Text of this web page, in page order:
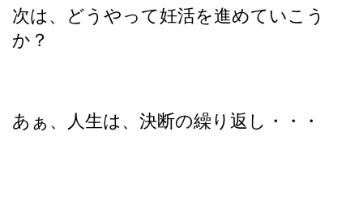
次は、どうやって妊活を進めていこう
か？
あぁ、人生は、決断の繰り返し・・・